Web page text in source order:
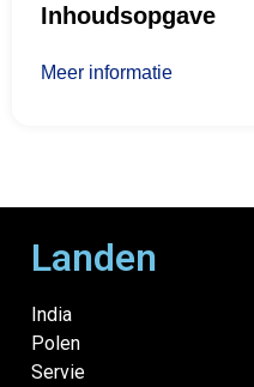
Inhoudsopgave
Meer informatie
Landen
India
Polen
Servie